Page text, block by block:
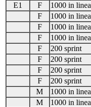
E1
F 1000 in linea
F
1000 in linea
F
1000 in linea
F
1000 in linea
F
200 sprint
F
200 sprint
F
200 sprint
F
200 sprint
M
1000 in linea
M
1000 in linea